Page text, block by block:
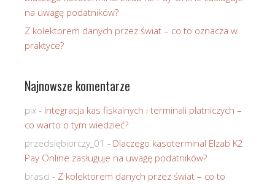
na uwagę podatników?
Z kolektorem danych przez świat – co to oznacza w
praktyce?
Najnowsze komentarze
pix - Integracja kas fiskalnych i terminali płatniczych –
co warto o tym wiedzieć?
przedsiębiorczy_01 - Dlaczego kasoterminal Elzab K2
Pay Online zasługuje na uwagę podatników?
brasci - Z kolektorem danych przez świat – co to